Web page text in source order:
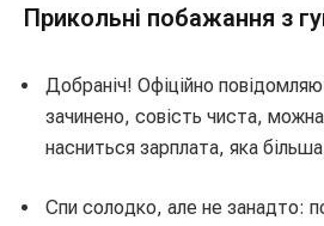
Прикольні побажання з
Добраніч! Офіційно
зачинено, совість чиста,
насниться зарплата, яка
Спи солодко, але не занадто: